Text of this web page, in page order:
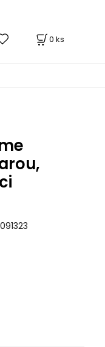
0 ks